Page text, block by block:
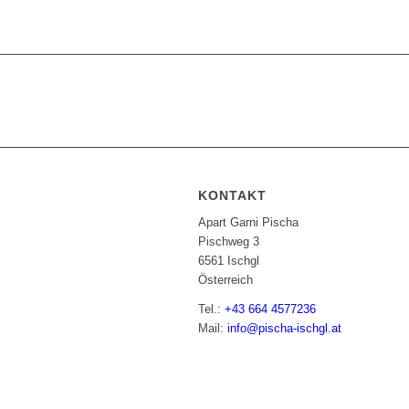
KONTAKT
Apart Garni Pischa
Pischweg 3
6561 Ischgl
Österreich
Tel.: +43 664 4577236
Mail: info@pischa-ischgl.at